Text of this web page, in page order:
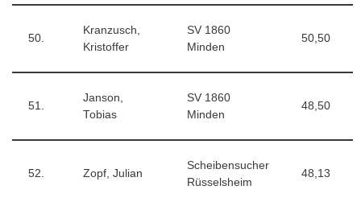
50.
Kranzusch,
Kristoffer
SV 1860
Minden
50,50
51.
Janson,
Tobias
SV 1860
Minden
48,50
52. Zopf, Julian
Scheibensucher
Rüsselsheim
48,13